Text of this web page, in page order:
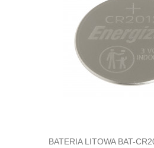
BATERIA LITOWA BAT-